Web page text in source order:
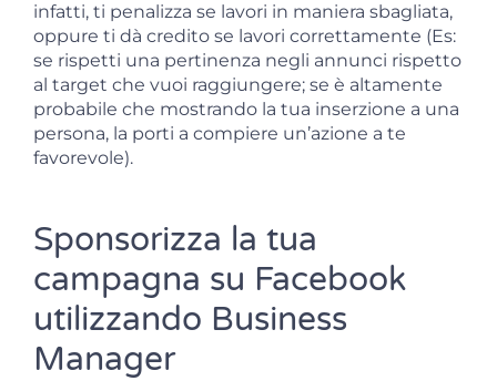
infatti, ti penalizza se lavori in maniera sbagliata,
oppure ti dà credito se lavori correttamente (Es:
se rispetti una pertinenza negli annunci rispetto
al target che vuoi raggiungere; se è altamente
probabile che mostrando la tua inserzione a una
persona, la porti a compiere un’azione a te
favorevole).
Sponsorizza la tua
campagna su Facebook
utilizzando Business
Manager